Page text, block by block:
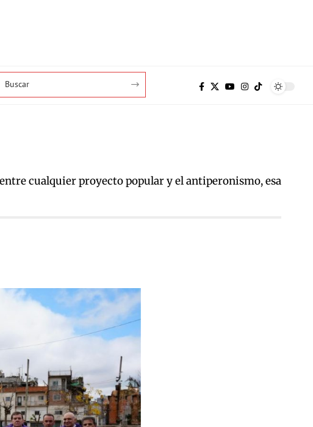
cualquier proyecto popular y el antiperonismo, esa